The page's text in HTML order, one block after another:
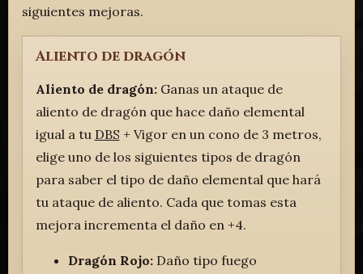
siguientes mejoras.
Aliento de dragón
Aliento de dragón:Ganas un ataque de
aliento de dragón que hace daño elemental
igual a tu DBS + Vigor en un cono de 3 metros,
elige uno de los siguientes tipos de dragón
para saber el tipo de daño elemental que hará
tu ataque de aliento. Cada que tomas esta
mejora incrementa el daño en +4.
Dragón Rojo:Daño tipo fuego